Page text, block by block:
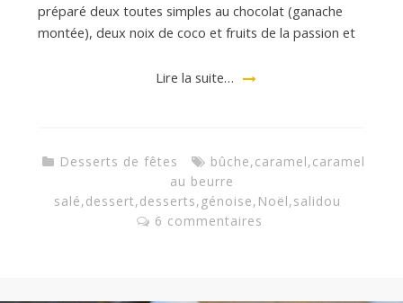
préparé deux toutes simples au chocolat (ganache
montée), deux noix de coco et fruits de la passion et
Lire la suite…
Desserts de fêtes bûche,caramel,caramel
au beurre
salé,dessert,desserts, génoise, Noël,salidou
6 commentaires